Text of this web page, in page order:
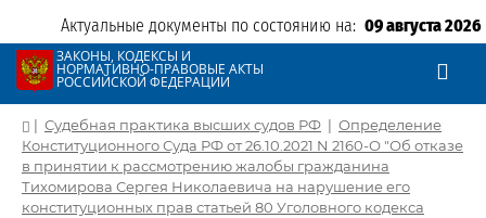
Актуальные документы по состоянию на: 09 августа 2026
ЗАКОНЫ, КОДЕКСЫ И
НОРМАТИВНО-ПРАВОВЫЕ АКТЫ
РОССИЙСКОЙ ФЕДЕРАЦИИ
| Судебная практика высших судов РФ | Определение
Конституционного Суда РФ от 26.10.2021 N 2160-О "Об отказе
в принятии к рассмотрению жалобы гражданина
Тихомирова Сергея Николаевича на нарушение его
конституционных прав статьей 80 Уголовного кодекса